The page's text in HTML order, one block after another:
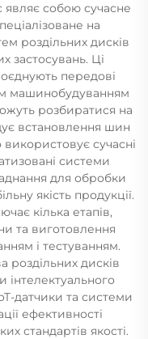
являє собою сучасне
на
роздільних дисків
застосувань. Ці
передові
машинобудуванням
розбиратися на
встановлення шин
сучасні
системи
для обробки
якість продукції.
кілька етапів,
та виготовлення
і тестуванням.
роздільних дисків
датчики та системи
ефективності
стандартів якості.